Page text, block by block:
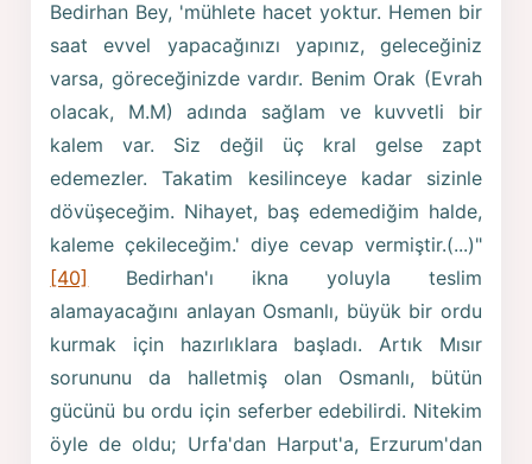
Bedirhan Bey, 'mühlete hacet yoktur. Hemen bir
saat evvel yapacağınızı yapınız, geleceğiniz
varsa, göreceğinizde vardır. Benim Orak (Evrah
olacak, M.M) adında sağlam ve kuvvetli bir
kalem var. Siz değil üç kral gelse zapt
edemezler. Takatim kesilinceye kadar sizinle
dövüşeceğim. Nihayet, baş edemediğim halde,
kaleme çekileceğim.' diye cevap vermiştir.(...)"
[40]
Bedirhan'ı ikna yoluyla teslim
alamayacağını anlayan Osmanlı, büyük bir ordu
kurmak için hazırlıklara başladı. Artık Mısır
sorununu da halletmiş olan Osmanlı, bütün
gücünü bu ordu için seferber edebilirdi. Nitekim
öyle de oldu; Urfa'dan Harput'a, Erzurum'dan